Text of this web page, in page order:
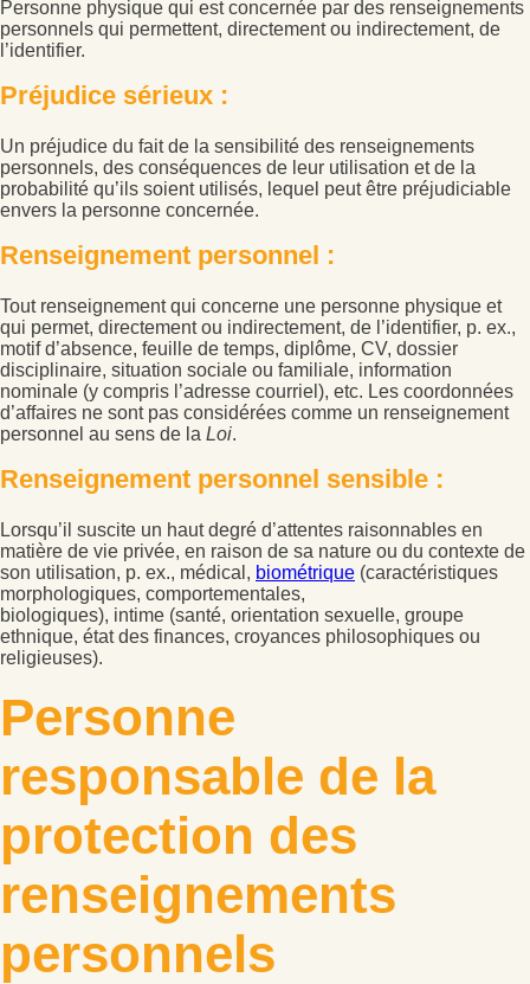
Personne physique qui est concernée par des renseignements
personnels qui permettent, directement ou indirectement, de
l’identifier.
Préjudice sérieux :
Un préjudice du fait de la sensibilité des renseignements
personnels, des conséquences de leur utilisation et de la
probabilité qu’ils soient utilisés, lequel peut être préjudiciable
envers la personne concernée.
Renseignement personnel :
Tout renseignement qui concerne une personne physique et
qui permet, directement ou indirectement, de l’identifier, p. ex.,
motif d’absence, feuille de temps, diplôme, CV, dossier
disciplinaire, situation sociale ou familiale, information
nominale (y compris l’adresse courriel), etc. Les coordonnées
d’affaires ne sont pas considérées comme un renseignement
personnel au sens de la Loi.
Renseignement personnel sensible :
Lorsqu’il suscite un haut degré d’attentes raisonnables en
matière de vie privée, en raison de sa nature ou du contexte de
son utilisation, p. ex., médical, biométrique (caractéristiques
morphologiques, comportementales,
biologiques), intime (santé, orientation sexuelle, groupe
ethnique, état des finances, croyances philosophiques ou
religieuses).
Personne
responsable de la
protection des
renseignements
personnels